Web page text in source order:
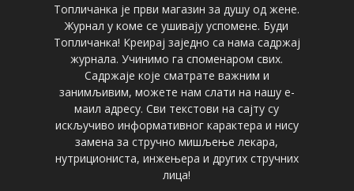
Топличанка је први магазин за душу од жене.
Журнал у коме се ушивају успомене. Буди
Топличанка! Креирај заједно са нама садржај
журнала. Учинимо га споменаром свих.
Садржаје које сматрате важним и
занимљивим, можете нам слати на нашу е-
маил адресу. Сви текстови на сајту су
искључиво информативног карактера и нису
замена за стручно мишљење лекара,
нутрициониста, инжењера и других стручних
лица!